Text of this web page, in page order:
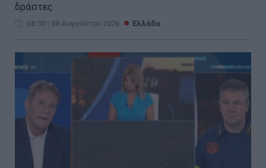
δράστες.
08:30 | 08 Αυγούστου 2026 Ελλάδα